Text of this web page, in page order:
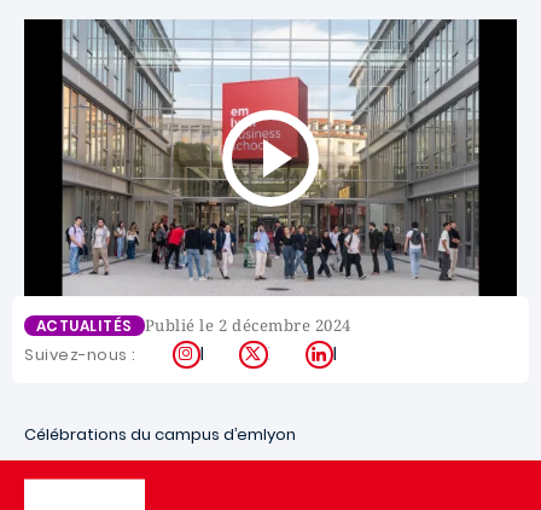
ACTUALITÉS Publié le 2 décembre 2024
Suivez-nous : Instagram
X LinkedIn
Célébrations du campus d’emlyon